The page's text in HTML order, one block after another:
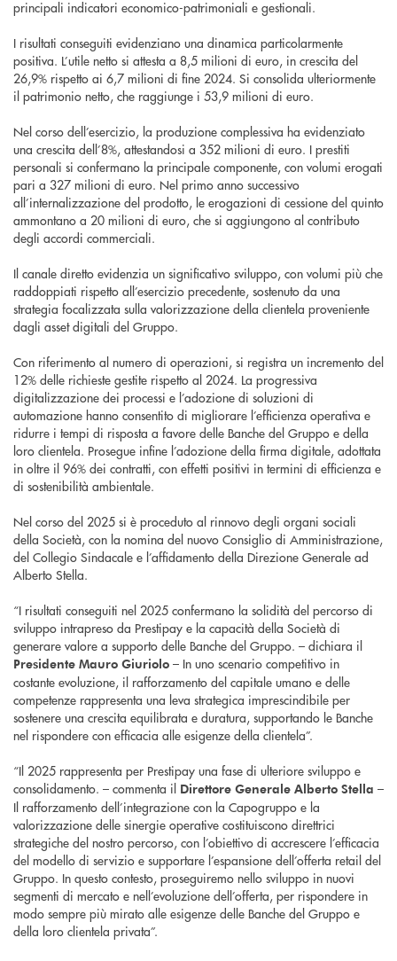
principali indicatori economico-patrimoniali e gestionali.
I risultati conseguiti evidenziano una dinamica particolarmente
positiva. L’utile netto si attesta a 8,5 milioni di euro, in crescita del
26,9% rispetto ai 6,7 milioni di fine 2024. Si consolida ulteriormente
il patrimonio netto, che raggiunge i 53,9 milioni di euro.
Nel corso dell’esercizio, la produzione complessiva ha evidenziato
una crescita dell’8%, attestandosi a 352 milioni di euro. I prestiti
personali si confermano la principale componente, con volumi erogati
pari a 327 milioni di euro. Nel primo anno successivo
all’internalizzazione del prodotto, le erogazioni di cessione del quinto
ammontano a 20 milioni di euro, che si aggiungono al contributo
degli accordi commerciali.
Il canale diretto evidenzia un significativo sviluppo, con volumi più che
raddoppiati rispetto all’esercizio precedente, sostenuto da una
strategia focalizzata sulla valorizzazione della clientela proveniente
dagli asset digitali del Gruppo.
Con riferimento al numero di operazioni, si registra un incremento del
12% delle richieste gestite rispetto al 2024. La progressiva
digitalizzazione dei processi e l’adozione di soluzioni di
automazione hanno consentito di migliorare l’efficienza operativa e
ridurre i tempi di risposta a favore delle Banche del Gruppo e della
loro clientela. Prosegue infine l’adozione della firma digitale, adottata
in oltre il 96% dei contratti, con effetti positivi in termini di efficienza e
di sostenibilità ambientale.
Nel corso del 2025 si è proceduto al rinnovo degli organi sociali
della Società, con la nomina del nuovo Consiglio di Amministrazione,
del Collegio Sindacale e l’affidamento della Direzione Generale ad
Alberto Stella.
“I risultati conseguiti nel 2025 confermano la solidità del percorso di
sviluppo intrapreso da Prestipay e la capacità della Società di
generare valore a supporto delle Banche del Gruppo. – dichiara il
Presidente Mauro Giuriolo – In uno scenario competitivo in
costante evoluzione, il rafforzamento del capitale umano e delle
competenze rappresenta una leva strategica imprescindibile per
sostenere una crescita equilibrata e duratura, supportando le Banche
nel rispondere con efficacia alle esigenze della clientela”.
“Il 2025 rappresenta per Prestipay una fase di ulteriore sviluppo e
consolidamento. – commenta il Direttore Generale Alberto Stella –
Il rafforzamento dell’integrazione con la Capogruppo e la
valorizzazione delle sinergie operative costituiscono direttrici
strategiche del nostro percorso, con l’obiettivo di accrescere l’efficacia
del modello di servizio e supportare l’espansione dell’offerta retail del
Gruppo. In questo contesto, proseguiremo nello sviluppo in nuovi
segmenti di mercato e nell’evoluzione dell’offerta, per rispondere in
modo sempre più mirato alle esigenze delle Banche del Gruppo e
della loro clientela privata”.